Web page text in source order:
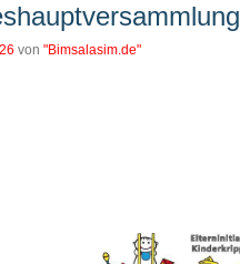
von "Bimsalasim.de"